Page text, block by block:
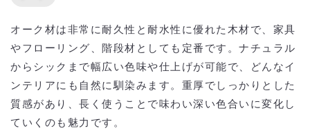
オーク材は非常に耐久性と耐水性に優れた木材で、家具
やフローリング、階段材としても定番です。ナチュラル
からシックまで幅広い色味や仕上げが可能で、どんなイ
ンテリアにも自然に馴染みます。重厚でしっかりとした
質感があり、長く使うことで味わい深い色合いに変化し
ていくのも魅力です。